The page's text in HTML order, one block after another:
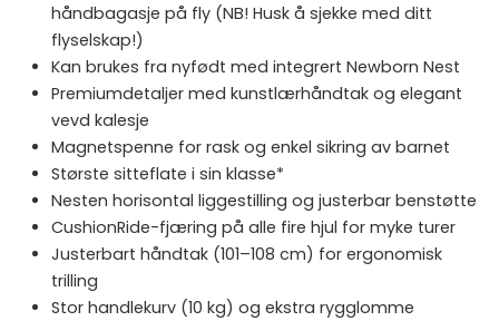
håndbagasje på fly (NB! Husk å sjekke med ditt
flyselskap!)
Kan brukes fra nyfødt med integrert Newborn Nest
Premiumdetaljer med kunstlærhåndtak og elegant
vevd kalesje
Magnetspenne for rask og enkel sikring av barnet
Største sitteflate i sin klasse*
Nesten horisontal liggestilling og justerbar benstøtte
CushionRide-fjæring på alle fire hjul for myke turer
Justerbart håndtak (101–108 cm) for ergonomisk
trilling
Stor handlekurv (10 kg) og ekstra rygglomme